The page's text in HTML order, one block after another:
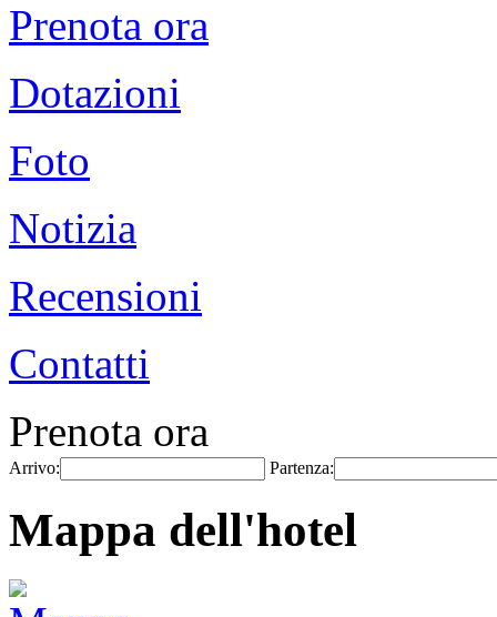
Prenota ora
Dotazioni
Foto
Notizia
Recensioni
Contatti
Prenota ora
Arrivo: Partenza:
Mappa dell'hotel